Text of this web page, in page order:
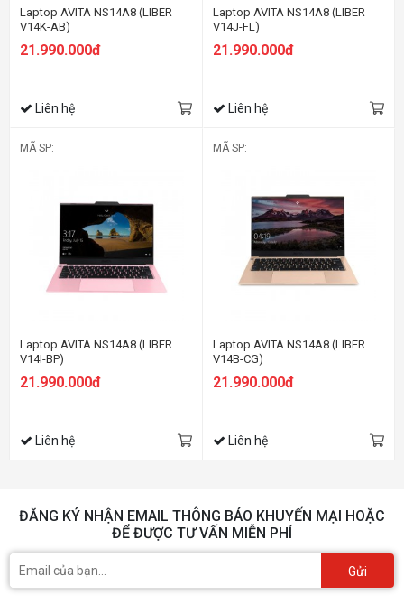
Laptop AVITA NS14A8 (LIBER
V14K-AB)
21.990.000đ
Liên hệ
Laptop AVITA NS14A8 (LIBER
V14J-FL)
21.990.000đ
Liên hệ
MÃ SP:
Laptop AVITA NS14A8 (LIBER
V14I-BP)
21.990.000đ
Liên hệ
MÃ SP:
Laptop AVITA NS14A8 (LIBER
V14B-CG)
21.990.000đ
Liên hệ
ĐĂNG KÝ NHẬN EMAIL THÔNG BÁO KHUYẾN MẠI HOẶC
ĐỂ ĐƯỢC TƯ VẤN MIỄN PHÍ
Gửi